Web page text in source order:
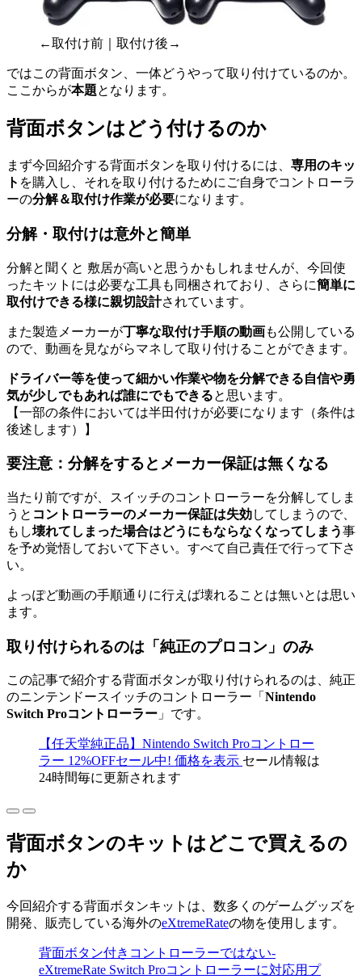
←取付け前｜取付け後→
ではこの背面ボタン、一体どうやって取り付けているのか。
ここからが本題となります。
背面ボタンはどう付けるのか
まず今回紹介する背面ボタンを取り付けるには、 専用のキッ
ト を購入し、それを取り付けるためにご自身でコントローラ
ーの分解＆取付け作業が必要になります。
分解・取付けは意外と簡単
分解と聞くと 敷居が高いと思うかもしれませんが、今回使
ったキットには必要な工具も同梱されており、さらに簡単に
取付けできる様に親切設計されています。
また製造メーカーが丁寧な取付け手順の動画も公開している
ので、動画を見ながらマネして取り付けることができます。
ドライバー等を使って細かい作業や物を分解できる自信や勇
気が少しでもあれば誰にでもできると思います。
【一部の条件においては半田付けが必要になります（条件は
後述します）】
要注意：分解をするとメーカー保証は無くなる
当たり前ですが、スイッチのコントローラーを分解してしま
うと コントローラーのメーカー保証は失効してしまうので、
もし壊れてしまった場合はどうにもならなくなってしまう事
を予め覚悟しておいて下さい。すべて自己責任で行って下さ
い。
よっぽど動画の手順通りに行えば壊れることは無いとは思い
ます。
取り付けられるのは「純正のプロコン」のみ
この記事で紹介する背面ボタンが取り付けられるのは、純正
のニンテンドースイッチのコントローラー「 Nintendo
Switch Proコントローラー 」です。
【任天堂純正品】Nintendo Switch Proコントロー
ラー 12%OFFセール中! 価格を表示 セール情報は
24時間毎に更新されます
背面ボタンのキットはどこで買えるの
か
今回紹介する背面ボタンキットは、数多くのゲームグッズを
開発、販売している海外のeXtremeRateの物を使用します。
背面ボタン付きコントローラーではない-
eXtremeRate Switch Proコントローラーに対応用プ